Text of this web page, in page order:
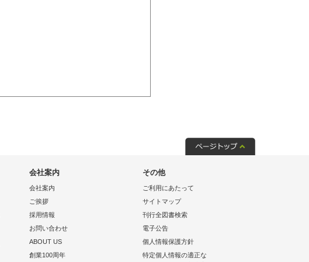
会社案内
会社案内
ご挨拶
採用情報
お問い合わせ
ABOUT US
創業100周年
その他
ご利用にあたって
サイトマップ
刊行全図書検索
電子公告
個人情報保護方針
特定個人情報の適正な